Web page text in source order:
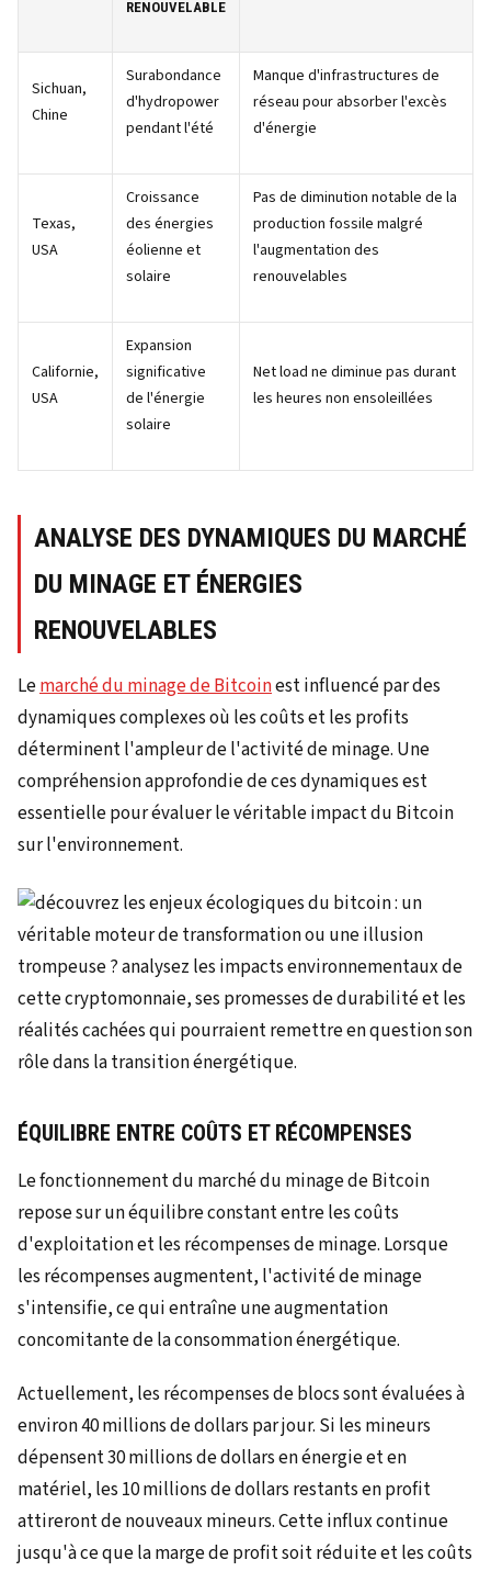
RENOUVELABLE
Sichuan,
Chine
Surabondance
d'hydropower
pendant l'été
Manque d'infrastructures de
réseau pour absorber l'excès
d'énergie
Texas,
USA
Croissance
des énergies
éolienne et
solaire
Pas de diminution notable de la
production fossile malgré
l'augmentation des
renouvelables
Californie,
USA
Expansion
significative
de l'énergie
solaire
Net load ne diminue pas durant
les heures non ensoleillées
ANALYSE DES DYNAMIQUES DU MARCHÉ
DU MINAGE ET ÉNERGIES
RENOUVELABLES
Lemarché du minage de Bitcoinest influencé par des
dynamiques complexes où les coûts et les profits
déterminent l'ampleur de l'activité de minage. Une
compréhension approfondie de ces dynamiques est
essentielle pour évaluer le véritable impact du Bitcoin
sur l'environnement.
ÉQUILIBRE ENTRE COÛTS ET RÉCOMPENSES
Le fonctionnement du marché du minage de Bitcoin
repose sur un équilibre constant entre les coûts
d'exploitation et les récompenses de minage. Lorsque
les récompenses augmentent, l'activité de minage
s'intensifie, ce qui entraîne une augmentation
concomitante de la consommation énergétique.
Actuellement, les récompenses de blocs sont évaluées à
environ 40 millions de dollars par jour. Si les mineurs
dépensent 30 millions de dollars en énergie et en
matériel, les 10 millions de dollars restants en profit
attireront de nouveaux mineurs. Cette influx continue
jusqu'à ce que la marge de profit soit réduite et les coûts